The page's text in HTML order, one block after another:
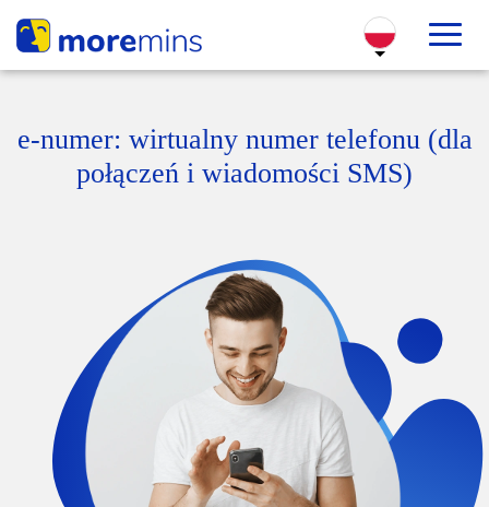
e-numer: wirtualny numer telefonu (dla
połączeń i wiadomości SMS)